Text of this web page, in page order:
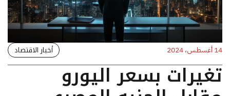
14 أغسطس، 2024 أخبار الاقتصاد
تغيرات بسعر اليورو